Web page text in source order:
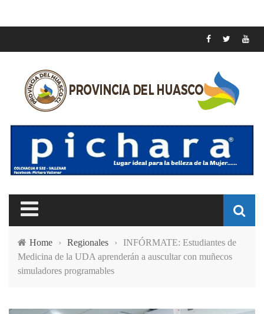
Home › Regionales ›
INFÓRMATE: Estudiantes de
Medicina de la UDA aprenderán a auscultar con muñecos
simuladores programables